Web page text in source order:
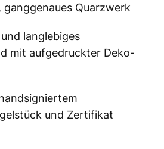
Quarzwerk
langlebiges
mit aufgedruckter Deko-
und Zertifikat